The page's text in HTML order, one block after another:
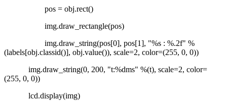
pos = obj.rect()
img.draw_rectangle(pos)
img.draw_string(pos[0], pos[1], "%s : %.2f" %
(labels[obj.classid()], obj.value()), scale=2, color=(255, 0, 0))
img.draw_string(0, 200, "t:%dms" %(t), scale=2, color=
(255, 0, 0))
lcd.display(img)